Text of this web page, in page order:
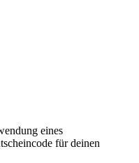
eines
für deinen